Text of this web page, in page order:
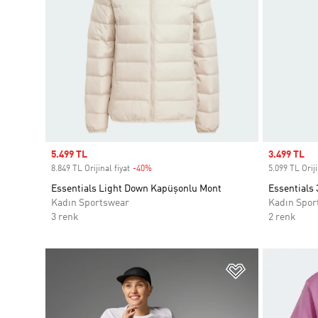
Sale price
5.499 TL
8.849 TL Orijinal fiyat -40%
Essentials Light Down Kapüşonlu Mont
Kadın Sportswear
3 renk
Sale price
3.499 TL
5.099 TL
Essentials
Kadın
2 renk
Favori